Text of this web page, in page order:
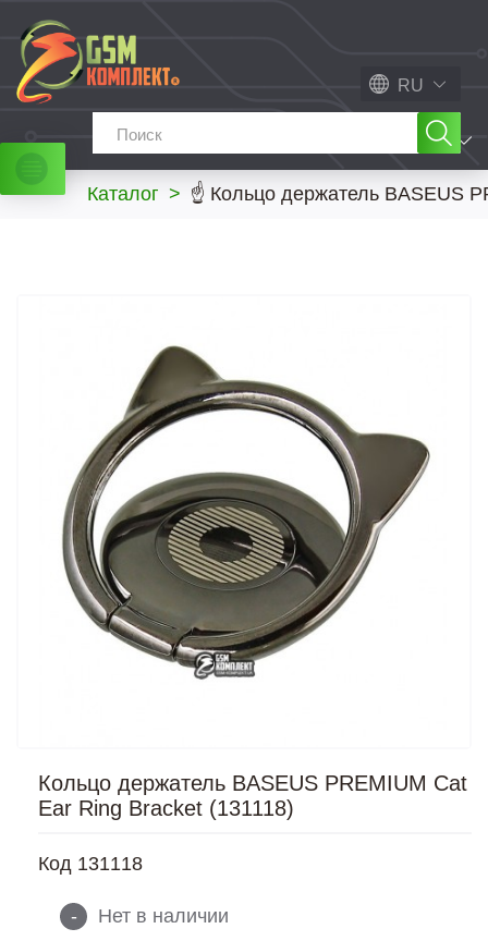
RU
МЕНЮ
Каталог > ☝ Кольцо держатель BASEUS
Кольцо держатель BASEUS PREMIUM Cat
Ear Ring Bracket (131118)
Код 131118
- Нет в наличии